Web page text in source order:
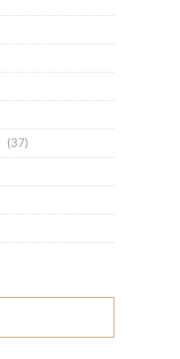
(37)